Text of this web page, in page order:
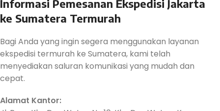
Informasi Pemesanan Ekspedisi Jakarta
ke Sumatera Termurah
Bagi Anda yang ingin segera menggunakan layanan
ekspedisi termurah ke Sumatera, kami telah
menyediakan saluran komunikasi yang mudah dan
cepat.
Alamat Kantor: